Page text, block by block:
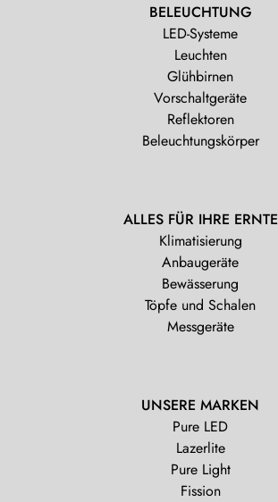
BELEUCHTUNG
LED-Systeme
Leuchten
Glühbirnen
Vorschaltgeräte
Reflektoren
Beleuchtungskörper
ALLES FÜR IHRE ERNTE
Klimatisierung
Anbaugeräte
Bewässerung
Töpfe und Schalen
Messgeräte
UNSERE MARKEN
Pure LED
Lazerlite
Pure Light
Fission